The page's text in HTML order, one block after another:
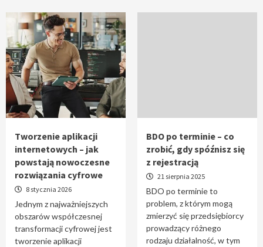
Tworzenie aplikacji
internetowych – jak
powstają nowoczesne
rozwiązania cyfrowe
8 stycznia 2026
Jednym z najważniejszych
obszarów współczesnej
transformacji cyfrowej jest
tworzenie aplikacji
BDO po terminie – co
zrobić, gdy spóźnisz się
z rejestracją
21 sierpnia 2025
BDO po terminie to
problem, z którym mogą
zmierzyć się przedsiębiorcy
prowadzący różnego
rodzaju działalność, w tym